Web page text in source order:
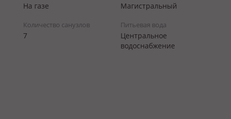
На газе Магистральный
Количество санузлов
7
Питьевая вода
Центральное
водоснабжение